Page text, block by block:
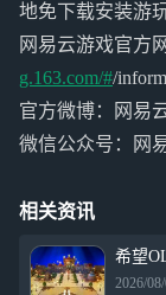
地免下载安装游
网易云游戏官方
g.163.com/#/
官方微博：网易
微信公众号：网
相关资讯
希望
2026/